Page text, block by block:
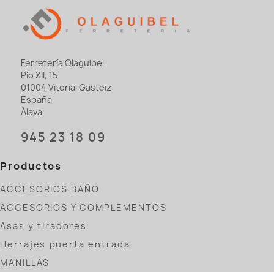
Ferretería Olaguibel
Pio XII, 15
01004 Vitoria-Gasteiz
España
Álava
945 23 18 09
Productos
ACCESORIOS BAÑO
ACCESORIOS Y COMPLEMENTOS
Asas y tiradores
Herrajes puerta entrada
MANILLAS